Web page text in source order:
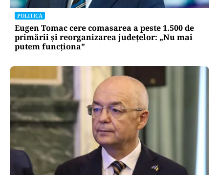
POLITICĂ
Eugen Tomac cere comasarea a peste 1.500 de
primării și reorganizarea județelor: „Nu mai
putem funcționa”